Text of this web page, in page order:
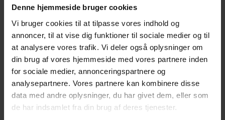
Denne hjemmeside bruger cookies
Vi bruger cookies til at tilpasse vores indhold og
annoncer, til at vise dig funktioner til sociale medier og til
at analysere vores trafik. Vi deler også oplysninger om
din brug af vores hjemmeside med vores partnere inden
for sociale medier, annonceringspartnere og
analysepartnere. Vores partnere kan kombinere disse
data med andre oplysninger, du har givet dem, eller som
de har indsamlet fra din brug af deres tjenester.
Oplysninger om produktsikkerhed
Føj til kurv
Gratis levering ved køb over 500 kr, ellers standard levering for 59 kr
Pakker leveres indenfor 5-8 arbejdsdage. Levering af grill sker med fragtmand efter
mere information